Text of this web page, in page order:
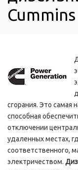
Cummins
сгорания. Это самая
способная
отключении
удаленных местах,
соответственного,
электричеством.